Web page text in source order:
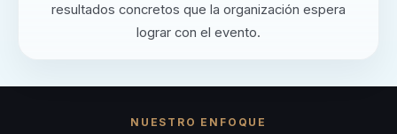
resultados concretos que la organización espera
lograr con el evento.
NUESTRO ENFOQUE